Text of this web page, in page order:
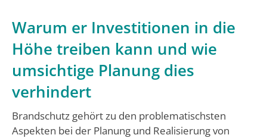
Warum er Investitionen in die
Höhe treiben kann und wie
umsichtige Planung dies
verhindert
Brandschutz gehört zu den problematischsten
Aspekten bei der Planung und Realisierung von